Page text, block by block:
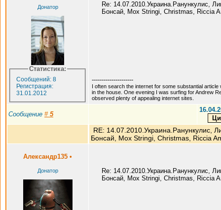
Донатор
Статистика:
Сообщений: 8
Регистрация:
31.01.2012
Re: 14.07.2010.Украина.Ранункулис,
Бонсай, Мох Stringi, Christmas, Riccia
---------------------
I often search the internet for some substantial article
in the house. One evening I was surfing for Andrew
observed plenty of appealing internet sites.
Сообщение # 5
RE: 14.07.2010.Украина.Ранункулис,
Бонсай, Мох Stringi, Christmas, Riccia
Александр135 •
Донатор
Re: 14.07.2010.Украина.Ранункулис,
Бонсай, Мох Stringi, Christmas, Riccia